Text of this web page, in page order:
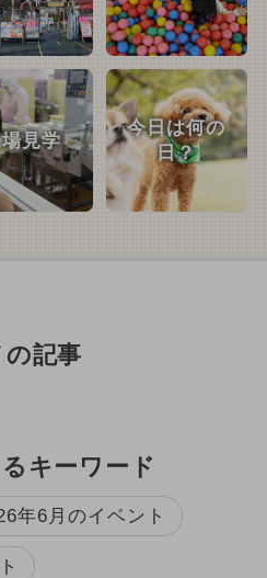
見学
今日は何の
日？
記事
キーワード
年6月のイベント